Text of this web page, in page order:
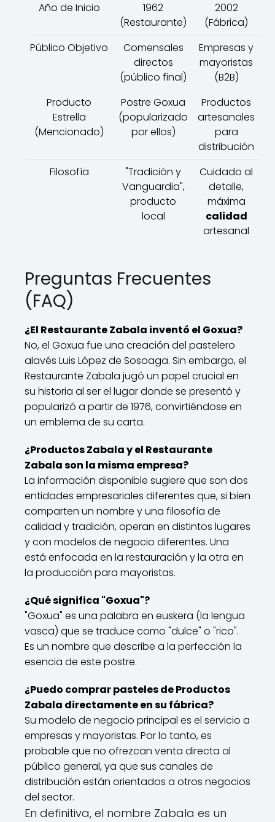
Año de Inicio
1962
(Restaurante)
2002
(Fábrica)
Público Objetivo
Comensales
directos
(público final)
Empresas y
mayoristas
(B2B)
Producto
Estrella
(Mencionado)
Postre Goxua
(popularizado
por ellos)
Productos
artesanales
para
distribución
Filosofía
"Tradición y
Vanguardia",
producto
local
Cuidado al
detalle,
máxima
calidad
artesanal
Preguntas Frecuentes
(FAQ)
¿El Restaurante Zabala inventó el Goxua?
No, el Goxua fue una creación del pastelero
alavés Luis López de Sosoaga. Sin embargo, el
Restaurante Zabala jugó un papel crucial en
su historia al ser el lugar donde se presentó y
popularizó a partir de 1976, convirtiéndose en
un emblema de su carta.
¿Productos Zabala y el Restaurante
Zabala son la misma empresa?
La información disponible sugiere que son dos
entidades empresariales diferentes que, si bien
comparten un nombre y una filosofía de
calidad y tradición, operan en distintos lugares
y con modelos de negocio diferentes. Una
está enfocada en la restauración y la otra en
la producción para mayoristas.
¿Qué significa "Goxua"?
"Goxua" es una palabra en euskera (la lengua
vasca) que se traduce como "dulce" o "rico".
Es un nombre que describe a la perfección la
esencia de este postre.
¿Puedo comprar pasteles de Productos
Zabala directamente en su fábrica?
Su modelo de negocio principal es el servicio a
empresas y mayoristas. Por lo tanto, es
probable que no ofrezcan venta directa al
público general, ya que sus canales de
distribución están orientados a otros negocios
del sector.
En definitiva, el nombre Zabala es un